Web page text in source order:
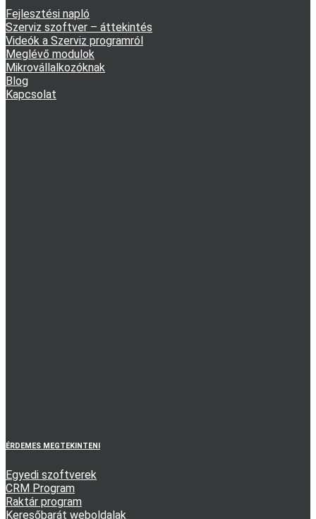
Fejlesztési napló
Szerviz szoftver – áttekintés
Videók a Szerviz programról
Meglévő modulok
Mikrovállalkozóknak
Blog
Kapcsolat
ÉRDEMES MEGTEKINTENI
Egyedi szoftverek
CRM Program
Raktár program
Keresőbarát weboldalak